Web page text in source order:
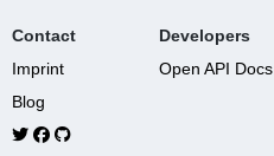
Contact
Imprint
Blog
Developers
Open API Docs